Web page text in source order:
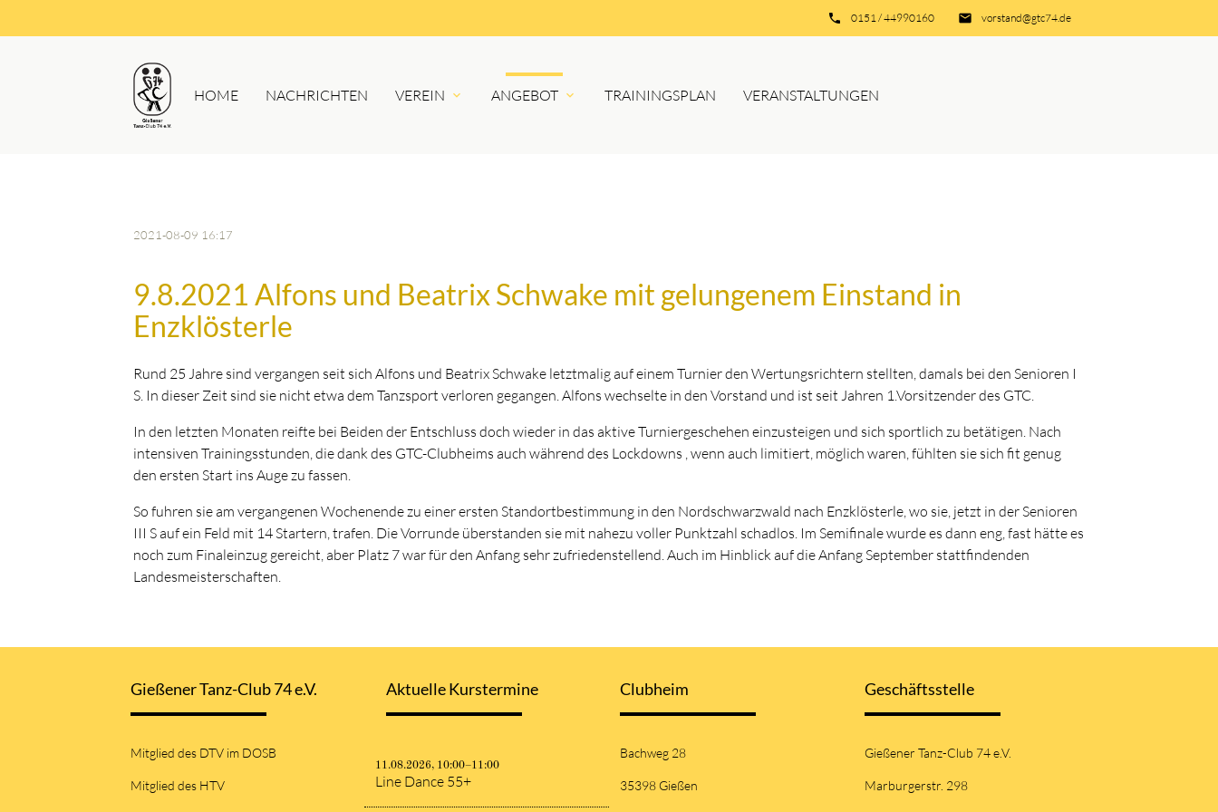
email vorstand@gtc74.de
phone 0151 / 44990160
HOME NACHRICHTEN VEREIN ANGEBOT TRAININGSPLAN VERANSTALTUNGEN
2021-08-09 16:17
9.8.2021 Alfons und Beatrix Schwake mit gelungenem Einstand in
Enzklösterle
Rund 25 Jahre sind vergangen seit sich Alfons und Beatrix Schwake letztmalig auf einem Turnier den Wertungsrichtern stellten, damals bei den Senioren I
S. In dieser Zeit sind sie nicht etwa dem Tanzsport verloren gegangen. Alfons wechselte in den Vorstand und ist seit Jahren 1.Vorsitzender des GTC.
In den letzten Monaten reifte bei Beiden der Entschluss doch wieder in das aktive Turniergeschehen einzusteigen und sich sportlich zu betätigen. Nach
intensiven Trainingsstunden, die dank des GTC-Clubheims auch während des Lockdowns , wenn auch limitiert, möglich waren, fühlten sie sich fit genug
den ersten Start ins Auge zu fassen.
So fuhren sie am vergangenen Wochenende zu einer ersten Standortbestimmung in den Nordschwarzwald nach Enzklösterle, wo sie, jetzt in der Senioren
III S auf ein Feld mit 14 Startern, trafen. Die Vorrunde überstanden sie mit nahezu voller Punktzahl schadlos. Im Semifinale wurde es dann eng, fast hätte es
noch zum Finaleinzug gereicht, aber Platz 7 war für den Anfang sehr zufriedenstellend. Auch im Hinblick auf die Anfang September stattfindenden
Landesmeisterschaften.
Gießener Tanz-Club 74 e.V.
Mitglied des DTV im DOSB
Mitglied des HTV
Aktuelle Kurstermine
11.08.2026, 10:00–11:00
Line Dance 55+
Clubheim
Bachweg 28
35398 Gießen
Geschäftsstelle
Gießener Tanz-Club 74 e.V.
Marburgerstr. 298